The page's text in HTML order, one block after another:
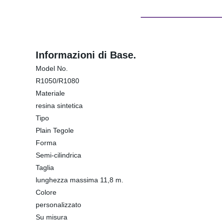
Informazioni di Base.
Model No.
R1050/R1080
Materiale
resina sintetica
Tipo
Plain Tegole
Forma
Semi-cilindrica
Taglia
lunghezza massima 11,8 m.
Colore
personalizzato
Su misura